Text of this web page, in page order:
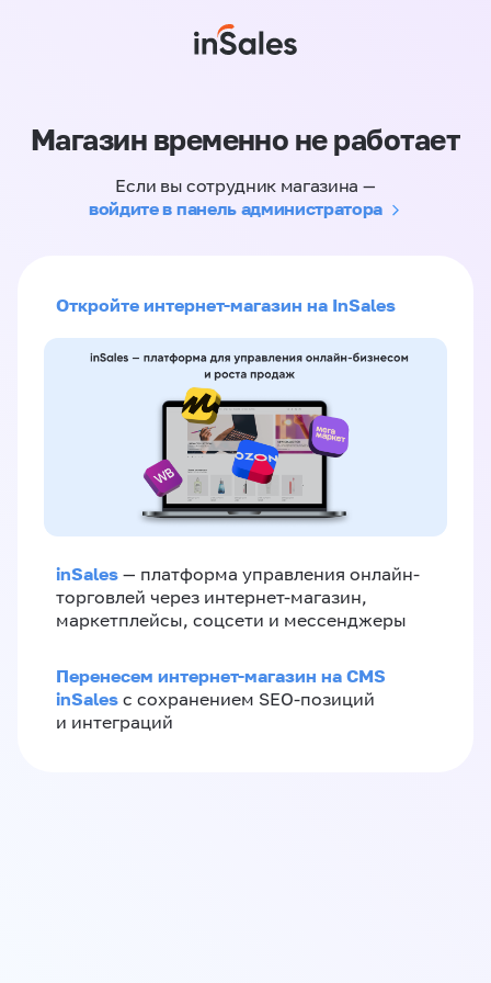
Магазин временно не работает
Если вы сотрудник магазина —
войдите в панель администратора
Откройте интернет-магазин на InSales
inSales — платформа управления онлайн-
торговлей через интернет-магазин,
маркетплейсы, соцсети и мессенджеры
Перенесем интернет-магазин на CMS
inSales с сохранением SEO-позиций
и интеграций